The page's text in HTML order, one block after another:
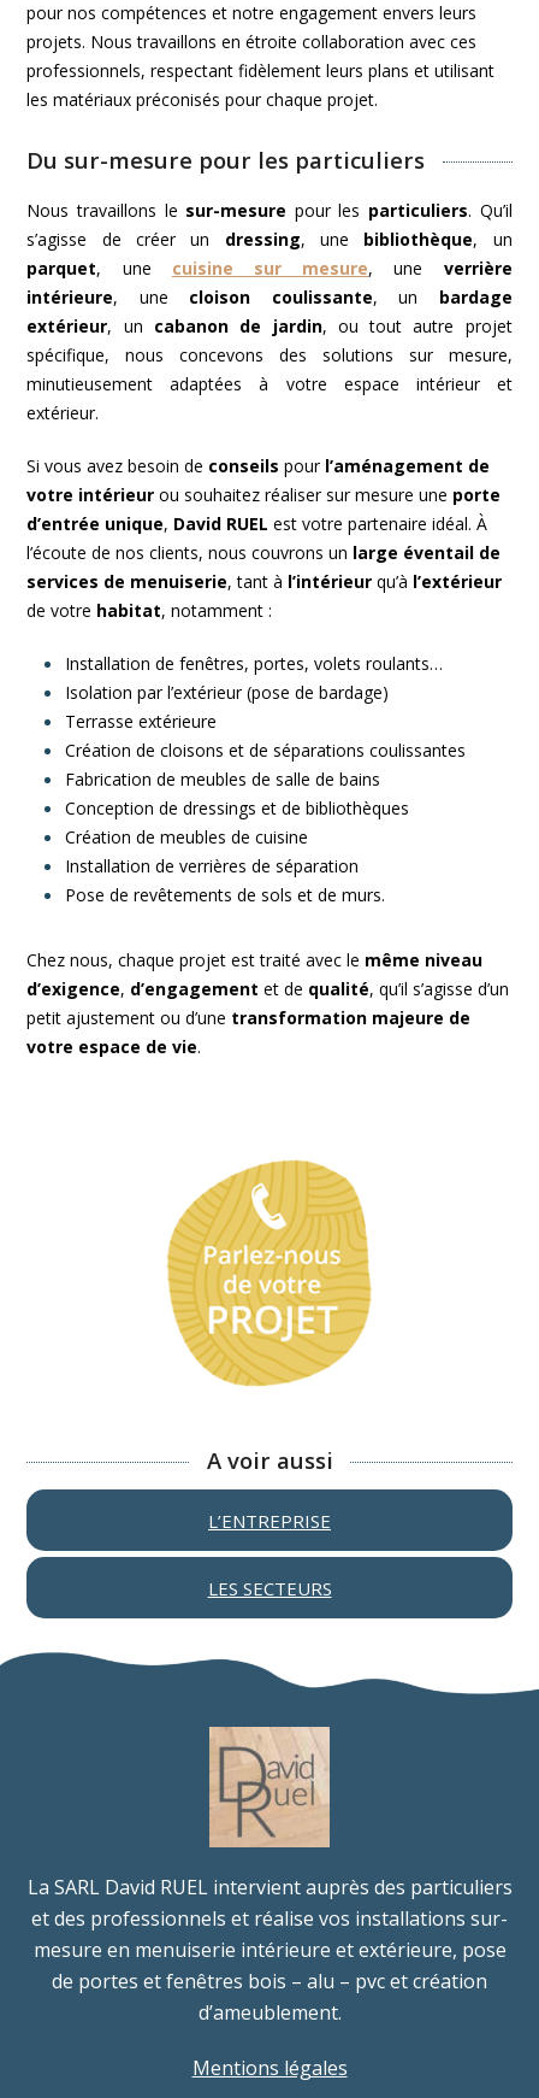
pour nos compétences et notre engagement envers leurs
projets. Nous travaillons en étroite collaboration avec ces
professionnels, respectant fidèlement leurs plans et utilisant
les matériaux préconisés pour chaque projet.
Du sur-mesure pour les particuliers
Nous travaillons le sur-mesure pour les particuliers. Qu’il
s’agisse de créer un dressing, une bibliothèque, un
parquet, une cuisine sur mesure, une verrière
intérieure, une cloison coulissante, un bardage
extérieur, un cabanon de jardin, ou tout autre projet
spécifique, nous concevons des solutions sur mesure,
minutieusement adaptées à votre espace intérieur et
extérieur.
Si vous avez besoin de conseils pour l’aménagement de
votre intérieur ou souhaitez réaliser sur mesure une porte
d’entrée unique, David RUEL est votre partenaire idéal. À
l’écoute de nos clients, nous couvrons un large éventail de
services de menuiserie, tant à l’intérieur qu’à l’extérieur
de votre habitat, notamment :
Installation de fenêtres, portes, volets roulants…
Isolation par l’extérieur (pose de bardage)
Terrasse extérieure
Création de cloisons et de séparations coulissantes
Fabrication de meubles de salle de bains
Conception de dressings et de bibliothèques
Création de meubles de cuisine
Installation de verrières de séparation
Pose de revêtements de sols et de murs.
Chez nous, chaque projet est traité avec le même niveau
d’exigence, d’engagement et de qualité, qu’il s’agisse d’un
petit ajustement ou d’une transformation majeure de
votre espace de vie.
A voir aussi
L’ENTREPRISE
LES SECTEURS
La SARL David RUEL intervient auprès des particuliers
et des professionnels et réalise vos installations sur-
mesure en menuiserie intérieure et extérieure, pose
de portes et fenêtres bois – alu – pvc et création
d’ameublement.
Mentions légales